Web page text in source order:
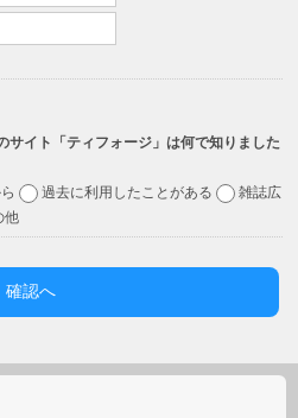
サイト「ティフォージ」は何で知りました
ら 過去に利用したことがある
雑誌広
他